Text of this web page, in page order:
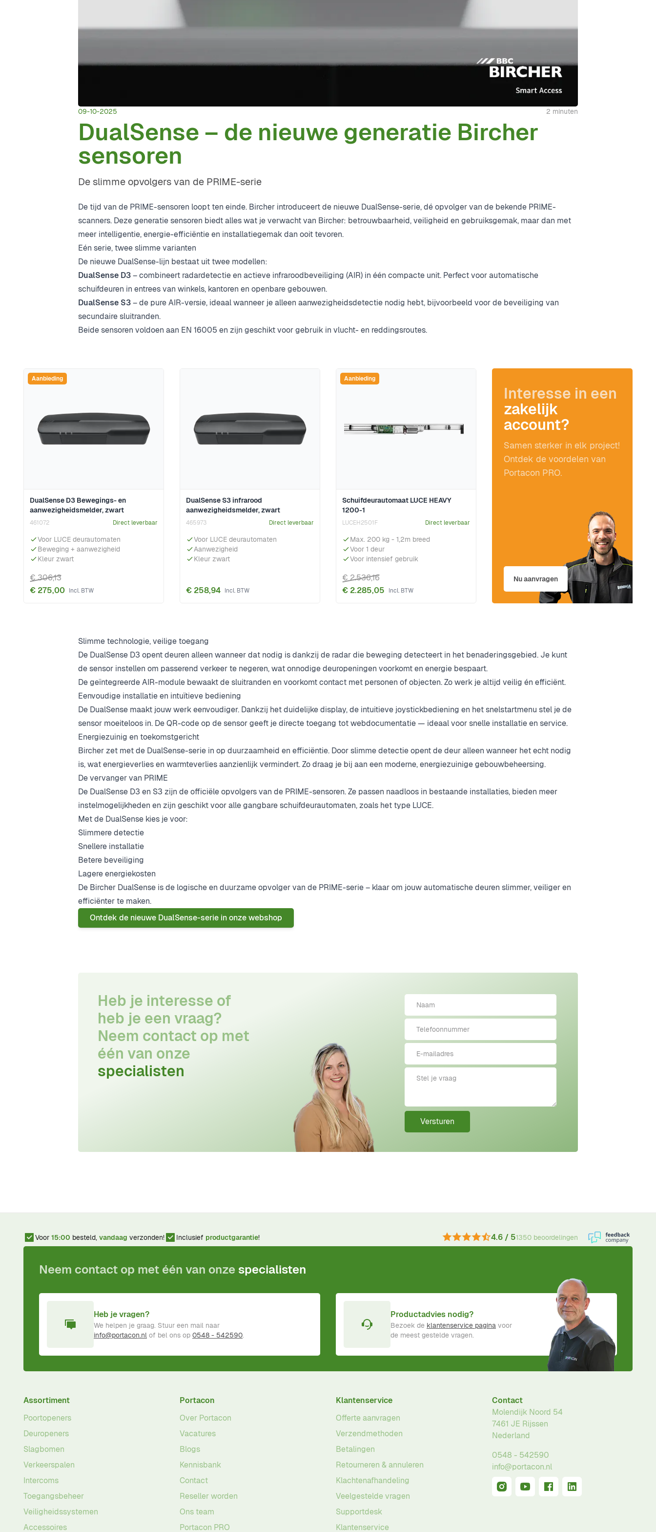
09-10-2025 2 minuten
DualSense – de nieuwe generatie Bircher
sensoren
De slimme opvolgers van de PRIME-serie
De tijd van de PRIME-sensoren loopt ten einde. Bircher introduceert de nieuwe DualSense-serie, dé opvolger van de bekende PRIME-
scanners. Deze generatie sensoren biedt alles wat je verwacht van Bircher: betrouwbaarheid, veiligheid en gebruiksgemak, maar dan met
meer intelligentie, energie-efficiëntie en installatiegemak dan ooit tevoren.
Eén serie, twee slimme varianten
De nieuwe DualSense-lijn bestaat uit twee modellen:
DualSense D3– combineert radardetectie en actieve infraroodbeveiliging (AIR) in één compacte unit. Perfect voor automatische
schuifdeuren in entrees van winkels, kantoren en openbare gebouwen.
DualSense S3– de pure AIR-versie, ideaal wanneer je alleen aanwezigheidsdetectie nodig hebt, bijvoorbeeld voor de beveiliging van
secundaire sluitranden.
Beide sensoren voldoen aan EN 16005 en zijn geschikt voor gebruik in vlucht- en reddingsroutes.
DualSense D3 Bewegings- en
aanwezigheidsmelder, zwart
461072 Direct leverbaar
Voor LUCE deurautomaten
Beweging + aanwezigheid
Kleur zwart
€ 275,00
€ 306,13
Aanbieding
DualSense S3 infrarood
aanwezigheidsmelder, zwart
465973 Direct leverbaar
Voor LUCE deurautomaten
Aanwezigheid
Kleur zwart
€ 258,94
Schuifdeurautomaat LUCE HEAVY
1200-1
LUCEH2501F Direct leverbaar
Max. 200 kg - 1,2m breed
Voor 1 deur
Voor intensief gebruik
€ 2.285,05
€ 2.536,16
Aanbieding
Interesse in een
zakelijk
account?
Samen sterker in elk project!
Ontdek de voordelen van
Portacon PRO.
Nu aanvragen
Slimme technologie, veilige toegang
De DualSense D3 opent deuren alleen wanneer dat nodig is dankzij de radar die beweging detecteert in het benaderingsgebied. Je kunt
de sensor instellen om passerend verkeer te negeren, wat onnodige deuropeningen voorkomt en energie bespaart.
De geïntegreerde AIR-module bewaakt de sluitranden en voorkomt contact met personen of objecten. Zo werk je altijd veilig én efficiënt.
Eenvoudige installatie en intuïtieve bediening
De DualSense maakt jouw werk eenvoudiger. Dankzij het duidelijke display, de intuitieve joystickbediening en het snelstartmenu stel je de
sensor moeiteloos in. De QR-code op de sensor geeft je directe toegang tot webdocumentatie— ideaal voor snelle installatie en service.
Energiezuinig en toekomstgericht
Bircher zet met de DualSense-serie in op duurzaamheid en efficiëntie. Door slimme detectie opent de deur alleen wanneer het echt nodig
is, wat energieverlies en warmteverlies aanzienlijk vermindert. Zo draag je bij aan een moderne, energiezuinige gebouwbeheersing.
De vervanger van PRIME
De DualSense D3 en S3 zijn de officiële opvolgers van de PRIME-sensoren. Ze passen naadloos in bestaande installaties, bieden meer
instelmogelijkheden en zijn geschikt voor alle gangbare schuifdeurautomaten, zoals het type LUCE.
Met de DualSense kies je voor:
Slimmere detectie
Snellere installatie
Betere beveiliging
Lagere energiekosten
De Bircher DualSense is de logische en duurzame opvolger van de PRIME-serie– klaar om jouw automatische deuren slimmer, veiliger en
efficiënter te maken.
Ontdek de nieuwe DualSense-serie in onze webshop
Heb je interesse of
heb je een vraag?
Neem contact op met
één van onze
specialisten
Versturen
Voor 15:00 besteld, vandaag verzonden! Inclusief productgarantie! 4.6 / 51350 beoordelingen
Neem contact op met één van onze specialisten
Heb je vragen?
We helpen je graag. Stuur een mail naar
info@portacon.nl of bel ons op 0548 - 542590.
Productadvies nodig?
Bezoek de klantenservice pagina voor
de meest gestelde vragen.
Assortiment
Poortopeners
Deuropeners
Slagbomen
Verkeerspalen
Intercoms
Toegangsbeheer
Veiligheidssystemen
Accessoires
Portacon
Over Portacon
Vacatures
Blogs
Kennisbank
Contact
Reseller worden
Ons team
Portacon PRO
Klantenservice
Offerte aanvragen
Verzendmethoden
Betalingen
Retourneren & annuleren
Klachtenafhandeling
Veelgestelde vragen
Supportdesk
Klantenservice
Contact
Molendijk Noord 54
7461 JE Rijssen
Nederland
0548 - 542590
info@portacon.nl